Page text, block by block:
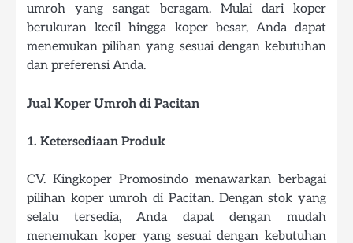
umroh yang sangat beragam. Mulai dari koper
berukuran kecil hingga koper besar, Anda dapat
menemukan pilihan yang sesuai dengan kebutuhan
dan preferensi Anda.
Jual Koper Umroh di Pacitan
1. Ketersediaan Produk
CV. Kingkoper Promosindo menawarkan berbagai
pilihan koper umroh di Pacitan. Dengan stok yang
selalu tersedia, Anda dapat dengan mudah
menemukan koper yang sesuai dengan kebutuhan